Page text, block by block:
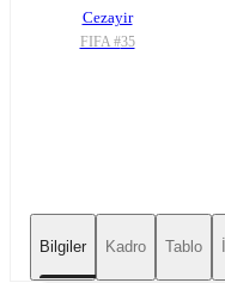
Cezayir
FIFA #35
Bilgiler Kadro Tablo